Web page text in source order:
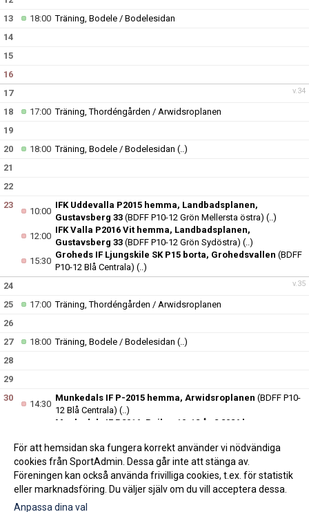
13
18:00Träning, Bodele / Bodelesidan
14
15
16
v.34
17
18
17:00Träning, Thordéngården / Arwidsroplanen
19
20
18:00Träning, Bodele / Bodelesidan (..)
21
22
23
10:00
IFK Uddevalla P2015 hemma, Landbadsplanen,
Gustavsberg 33 (BDFF P10-12 Grön Mellersta östra) (..)
12:00
IFK Valla P2016 Vit hemma, Landbadsplanen,
Gustavsberg 33 (BDFF P10-12 Grön Sydöstra) (..)
15:30
Groheds IF Ljungskile SK P15 borta, Grohedsvallen (BDFF
P10-12 Blå Centrala) (..)
v.35
24
25
17:00Träning, Thordéngården / Arwidsroplanen
26
27
18:00Träning, Bodele / Bodelesidan (..)
28
29
30
14:30
Munkedals IF P-2015 hemma, Arwidsroplanen (BDFF P10-
12 Blå Centrala) (..)
Munkedals IF P2016, Pojkar 10-12 år 2 2026 hemma,
För att hemsidan ska fungera korrekt använder vi nödvändiga
cookies från SportAdmin. Dessa går inte att stänga av.
Föreningen kan också använda frivilliga cookies, t.ex. för statistik
eller marknadsföring. Du väljer själv om du vill acceptera dessa.
Anpassa dina val